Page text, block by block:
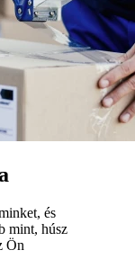
és
mint, húsz
Ön